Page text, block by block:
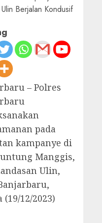
– Polres
pada
kampanye di
Manggis,
Ulin,
(19/12/2023)